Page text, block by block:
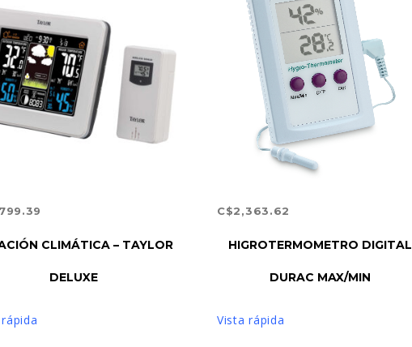
AL CARRITO
CLIMÁTICA – TAYLOR
DELUXE
C$2,363.62
HIGROTERMOMETRO DIGITAL
DURAC MAX/MIN
Vista rápida